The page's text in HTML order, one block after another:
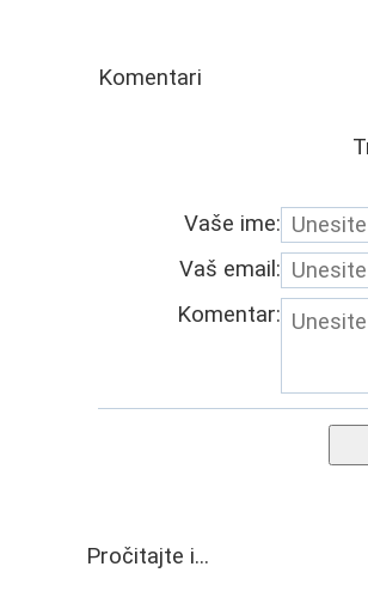
Komentari
Vaše ime:
Vaš email:
Komentar:
Pročitajte i...